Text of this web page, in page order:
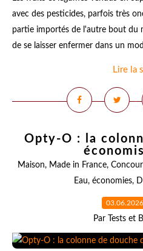
avec des pesticides, parfois très
partie importés de l'autre bout du
de se laisser enfermer dans un
Lire la
Opty-O : la
Maison, Made in France,
Eau, économies,
03.06.2026
Par Tests et